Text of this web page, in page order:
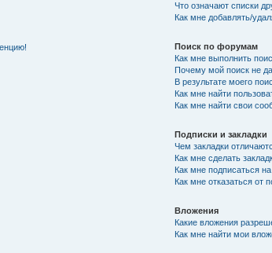
Что означают списки
Как мне добавлять/
Поиск по форумам
Как мне выполнить
Почему мой поиск не
В результате моего
Как мне найти
Как мне найти свои
Подписки и закладки
Чем закладки
Как мне сделать
Как мне подписаться
Как мне отказаться от
Вложения
Какие вложения
Как мне найти мои